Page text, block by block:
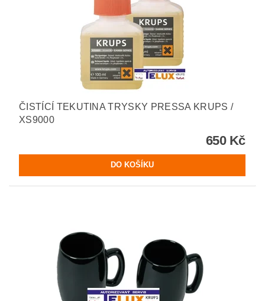
ČISTÍCÍ TEKUTINA TRYSKY PRESSA KRUPS /
XS9000
650 Kč